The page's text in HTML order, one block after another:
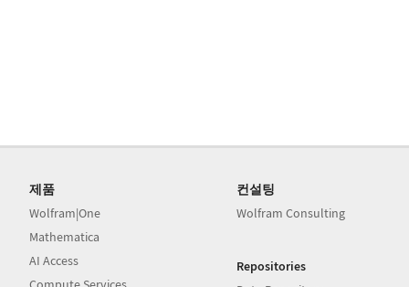
제품
Wolfram|One
Mathematica
AI Access
컨설팅
Wolfram Consulting
Repositories